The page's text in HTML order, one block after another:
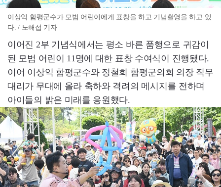
이상익 함평군수가 모범 어린이에게 표창을 하고 기념촬영을 하고 있
다. / 노해섭 기자
이어진 2부 기념식에서는 평소 바른 품행으로 귀감이
된 모범 어린이 11명에 대한 표창 수여식이 진행됐다.
이어 이상익 함평군수와 정철희 함평군의회 의장 직무
대리가 무대에 올라 축하와 격려의 메시지를 전하며
아이들의 밝은 미래를 응원했다.